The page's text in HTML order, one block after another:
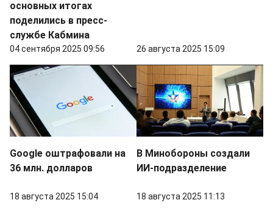
основных итогах
поделились в пресс-
службе Кабмина
04 сентября 2025 09:56 26 августа 2025 15:09
Google оштрафовали на
36 млн. долларов
18 августа 2025 15:04
В Минобороны создали
ИИ-подразделение
18 августа 2025 11:13